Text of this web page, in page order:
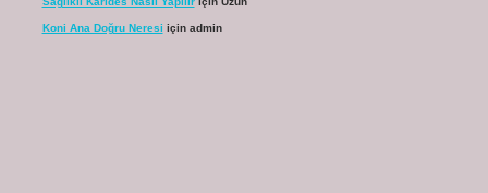
Koni Ana Doğru Neresi için admin